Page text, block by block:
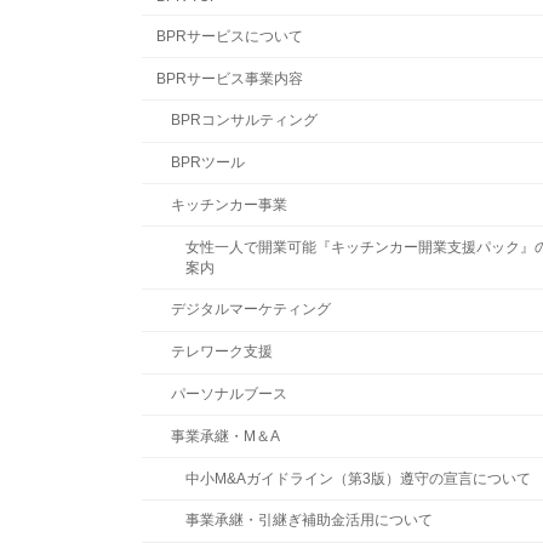
BPRサービスについて
BPRサービス事業内容
BPRコンサルティング
BPRツール
キッチンカー事業
女性一人で開業可能『キッチンカー開業支援パック』
案内
デジタルマーケティング
テレワーク支援
パーソナルブース
事業承継・M＆A
中小M&Aガイドライン（第3版）遵守の宣言について
事業承継・引継ぎ補助金活用について